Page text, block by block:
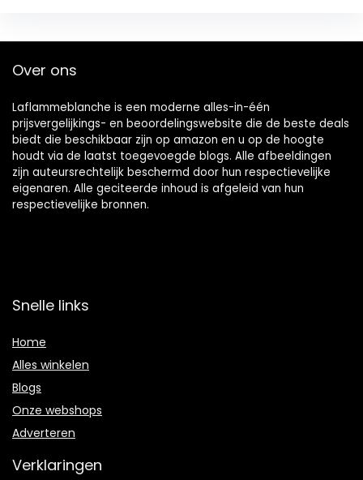
Over ons
Laflammeblanche is een moderne alles-in-één
prijsvergelijkings- en beoordelingswebsite die de beste deals
biedt die beschikbaar zijn op amazon en u op de hoogte
houdt via de laatst toegevoegde blogs. Alle afbeeldingen
zijn auteursrechtelijk beschermd door hun respectievelijke
eigenaren. Alle geciteerde inhoud is afgeleid van hun
respectievelijke bronnen.
Snelle links
Home
Alles winkelen
Blogs
Onze webshops
Adverteren
Verklaringen